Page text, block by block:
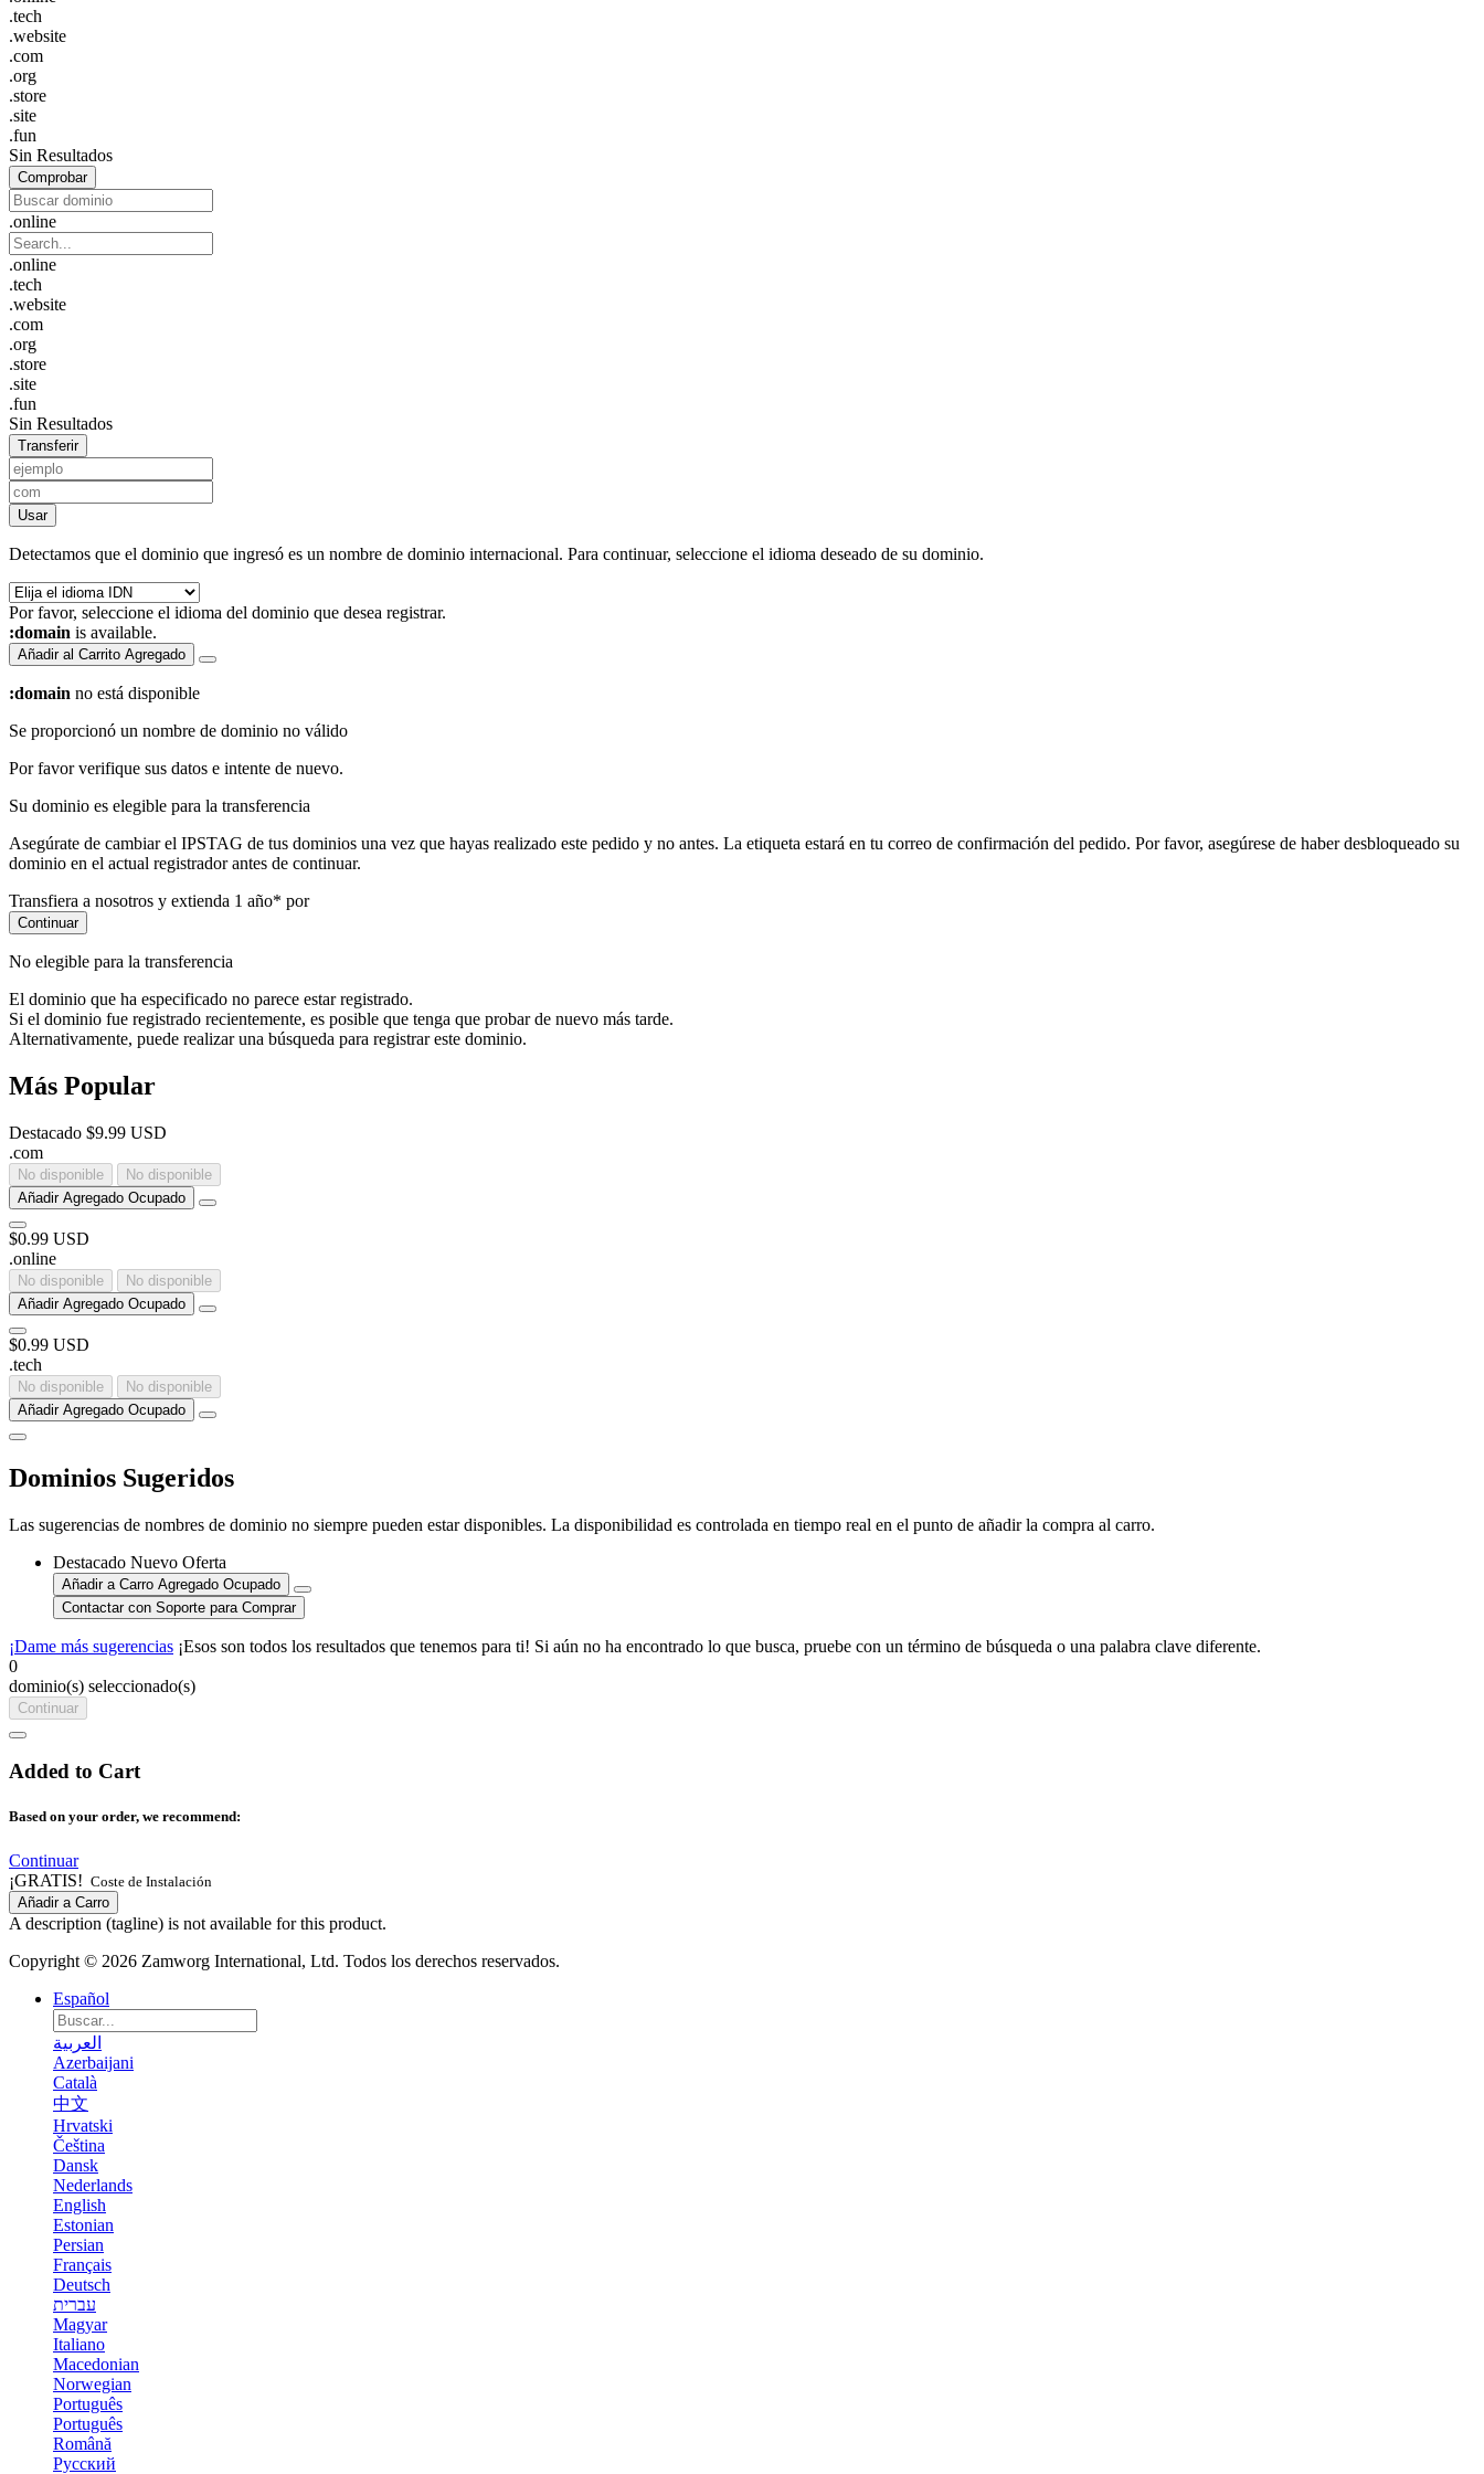
.tech
.website
.com
.org
.store
.site
.fun
Sin Resultados
Comprobar
.online
.online
.tech
.website
.com
.org
.store
.site
.fun
Sin Resultados
Transferir
Usar
Detectamos que el dominio que ingresó es un nombre de dominio internacional. Para continuar, seleccione el idioma deseado de su dominio.
Por favor, seleccione el idioma del dominio que desea registrar.
:domain is available.
Añadir al Carrito Agregado
:domain no está disponible
Se proporcionó un nombre de dominio no válido
Por favor verifique sus datos e intente de nuevo.
Su dominio es elegible para la transferencia
Asegúrate de cambiar el IPSTAG de tus dominios una vez que hayas realizado este pedido y no antes. La etiqueta estará en tu correo de confirmación del pedido. Por favor, asegúrese de haber desbloqueado su
dominio en el actual registrador antes de continuar.
Transfiera a nosotros y extienda 1 año* por
Continuar
No elegible para la transferencia
El dominio que ha especificado no parece estar registrado.
Si el dominio fue registrado recientemente, es posible que tenga que probar de nuevo más tarde.
Alternativamente, puede realizar una búsqueda para registrar este dominio.
Más Popular
Destacado $9.99 USD
.com
No disponible
No disponible
Añadir Agregado Ocupado
$0.99 USD
.online
No disponible
No disponible
Añadir Agregado Ocupado
$0.99 USD
.tech
No disponible
No disponible
Añadir Agregado Ocupado
Dominios Sugeridos
Las sugerencias de nombres de dominio no siempre pueden estar disponibles. La disponibilidad es controlada en tiempo real en el punto de añadir la compra al carro.
Destacado Nuevo Oferta
Añadir a Carro Agregado Ocupado
Contactar con Soporte para Comprar
¡Dame más sugerencias ¡Esos son todos los resultados que tenemos para ti! Si aún no ha encontrado lo que busca, pruebe con un término de búsqueda o una palabra clave diferente.
0
dominio(s) seleccionado(s)
Continuar
Added to Cart
Based on your order, we recommend:
Continuar
¡GRATIS! Coste de Instalación
Añadir a Carro
A description (tagline) is not available for this product.
Copyright © 2026 Zamworg International, Ltd. Todos los derechos reservados.
Español
العربية
Azerbaijani
Català
中文
Hrvatski
Čeština
Dansk
Nederlands
English
Estonian
Persian
Français
Deutsch
עברית
Magyar
Italiano
Macedonian
Norwegian
Português
Português
Română
Русский